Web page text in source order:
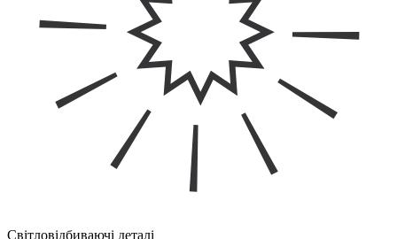
Світловідбиваючі деталі